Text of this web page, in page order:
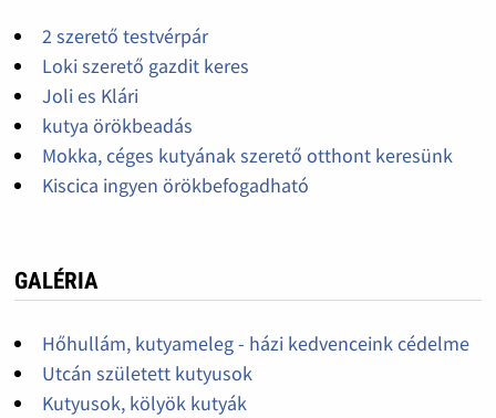
2 szerető testvérpár
Loki szerető gazdit keres
Joli es Klári
kutya örökbeadás
Mokka, céges kutyának szerető otthont keresünk
Kiscica ingyen örökbefogadható
GALÉRIA
Hőhullám, kutyameleg - házi kedvenceink cédelme
Utcán született kutyusok
Kutyusok, kölyök kutyák